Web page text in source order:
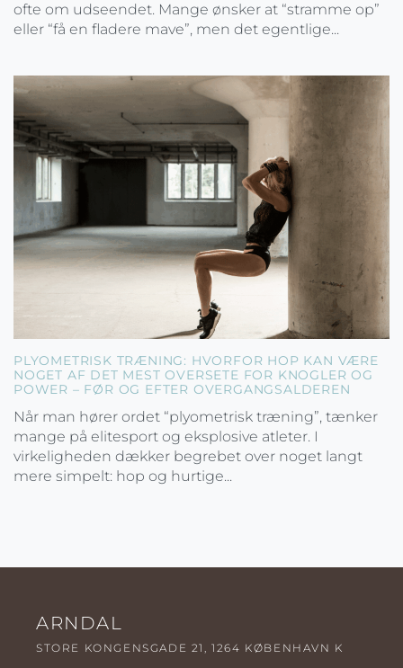
ofte om udseendet. Mange ønsker at “stramme op”
eller “få en fladere mave”, men det egentlige...
PLYOMETRISK TRÆNING: HVORFOR HOP KAN VÆRE
NOGET AF DET MEST OVERSETE FOR KNOGLER OG
POWER – FØR OG EFTER OVERGANGSALDEREN
Når man hører ordet “plyometrisk træning”, tænker
mange på elitesport og eksplosive atleter. I
virkeligheden dækker begrebet over noget langt
mere simpelt: hop og hurtige...
ARNDAL
STORE KONGENSGADE 21, 1264 KØBENHAVN K